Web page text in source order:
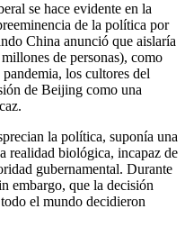
se hace evidente en la
de la política por
China anunció que aislaría
de personas), como
los cultores del
de Beijing como una
la política, suponía una
realidad biológica, incapaz de
gubernamental. Durante
embargo, que la decisión
el mundo decidieron